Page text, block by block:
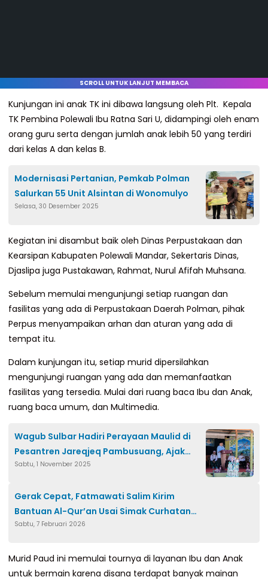
SCROLL UNTUK LANJUT MEMBACA
Kunjungan ini anak TK ini dibawa langsung oleh Plt. Kepala
TK Pembina Polewali Ibu Ratna Sari U, didampingi oleh enam
orang guru serta dengan jumlah anak lebih 50 yang terdiri
dari kelas A dan kelas B.
Modernisasi Pertanian, Pemkab Polman
Salurkan 55 Unit Alsintan di Wonomulyo
Selasa, 30 Desember 2025
Kegiatan ini disambut baik oleh Dinas Perpustakaan dan
Kearsipan Kabupaten Polewali Mandar, Sekertaris Dinas,
Djaslipa juga Pustakawan, Rahmat, Nurul Afifah Muhsana.
Sebelum memulai mengunjungi setiap ruangan dan
fasilitas yang ada di Perpustakaan Daerah Polman, pihak
Perpus menyampaikan arhan dan aturan yang ada di
tempat itu.
Dalam kunjungan itu, setiap murid dipersilahkan
mengunjungi ruangan yang ada dan memanfaatkan
fasilitas yang tersedia. Mulai dari ruang baca Ibu dan Anak,
ruang baca umum, dan Multimedia.
Wagub Sulbar Hadiri Perayaan Maulid di
Pesantren Jareqjeq Pambusuang, Ajak
Hidup Sederhana
Sabtu, 1 November 2025
Gerak Cepat, Fatmawati Salim Kirim
Bantuan Al-Qur’an Usai Simak Curhatan
Warga di Sosmed
Sabtu, 7 Februari 2026
Murid Paud ini memulai tournya di layanan Ibu dan Anak
untuk bermain karena disana terdapat banyak mainan